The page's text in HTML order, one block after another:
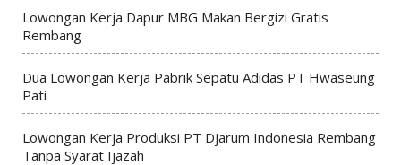
Lowongan Kerja Dapur MBG Makan Bergizi Gratis
Rembang
Dua Lowongan Kerja Pabrik Sepatu Adidas PT Hwaseung
Pati
Lowongan Kerja Produksi PT Djarum Indonesia Rembang
Tanpa Syarat Ijazah